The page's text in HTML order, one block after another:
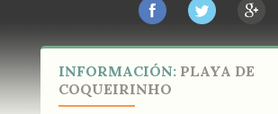
INFORMACIÓN: PLAYA DE
COQUEIRINHO